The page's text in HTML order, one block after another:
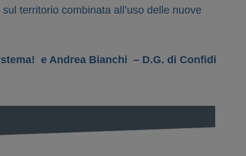
territorio combinata all’uso delle nuove
e Andrea Bianchi – D.G. di Confidi